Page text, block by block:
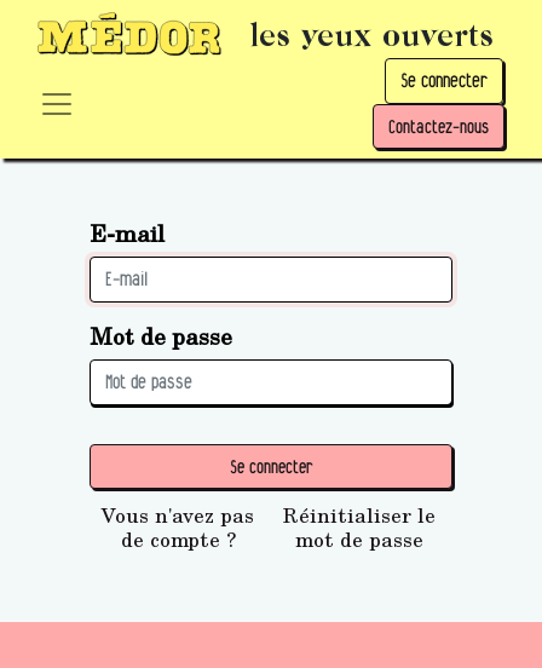
les yeux ouverts
Se connecter
Contactez-nous
E-mail
Mot de passe
Se connecter
Vous n'avez pas
de compte ?
Réinitialiser le
mot de passe